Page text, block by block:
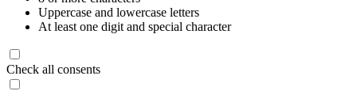
Uppercase and lowercase letters
At least one digit and special character
Check all consents